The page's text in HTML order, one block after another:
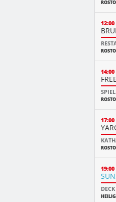
12:00
14:00
17:00
19:00
DECK